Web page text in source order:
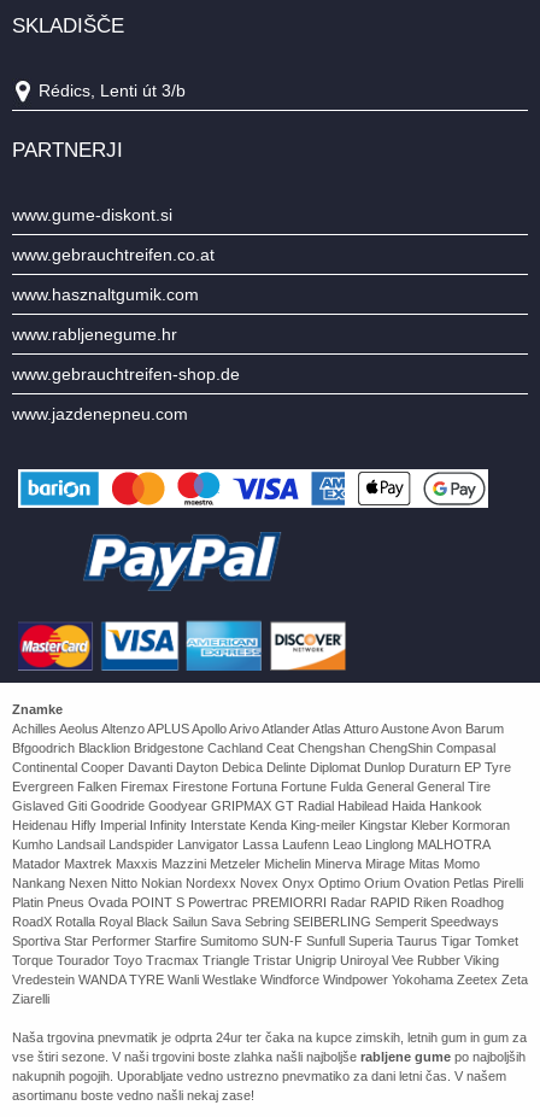
SKLADIŠČE
Rédics, Lenti út 3/b
PARTNERJI
www.gume-diskont.si
www.gebrauchtreifen.co.at
www.hasznaltgumik.com
www.rabljenegume.hr
www.gebrauchtreifen-shop.de
www.jazdenepneu.com
Znamke
Achilles Aeolus Altenzo APLUS Apollo Arivo Atlander Atlas Atturo Austone Avon Barum
Bfgoodrich Blacklion Bridgestone Cachland Ceat Chengshan ChengShin Compasal
Continental Cooper Davanti Dayton Debica Delinte Diplomat Dunlop Duraturn EP Tyre
Evergreen Falken Firemax Firestone Fortuna Fortune Fulda General General Tire
Gislaved Giti Goodride Goodyear GRIPMAX GT Radial Habilead Haida Hankook
Heidenau Hifly Imperial Infinity Interstate Kenda King-meiler Kingstar Kleber Kormoran
Kumho Landsail Landspider Lanvigator Lassa Laufenn Leao Linglong MALHOTRA
Matador Maxtrek Maxxis Mazzini Metzeler Michelin Minerva Mirage Mitas Momo
Nankang Nexen Nitto Nokian Nordexx Novex Onyx Optimo Orium Ovation Petlas Pirelli
Platin Pneus Ovada POINT S Powertrac PREMIORRI Radar RAPID Riken Roadhog
RoadX Rotalla Royal Black Sailun Sava Sebring SEIBERLING Semperit Speedways
Sportiva Star Performer Starfire Sumitomo SUN-F Sunfull Superia Taurus Tigar Tomket
Torque Tourador Toyo Tracmax Triangle Tristar Unigrip Uniroyal Vee Rubber Viking
Vredestein WANDA TYRE Wanli Westlake Windforce Windpower Yokohama Zeetex Zeta
Ziarelli
Naša trgovina pnevmatik je odprta 24ur ter čaka na kupce zimskih, letnih gum in gum za
vse štiri sezone. V naši trgovini boste zlahka našli najboljše rabljene gume po najboljših
nakupnih pogojih. Uporabljate vedno ustrezno pnevmatiko za dani letni čas. V našem
asortimanu boste vedno našli nekaj zase!